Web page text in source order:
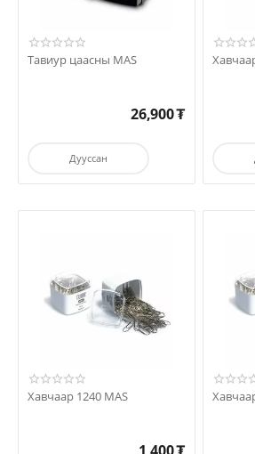
Тавиур цаасны MAS
26,900₮
Дууссан
Хавчаар 1240 MAS